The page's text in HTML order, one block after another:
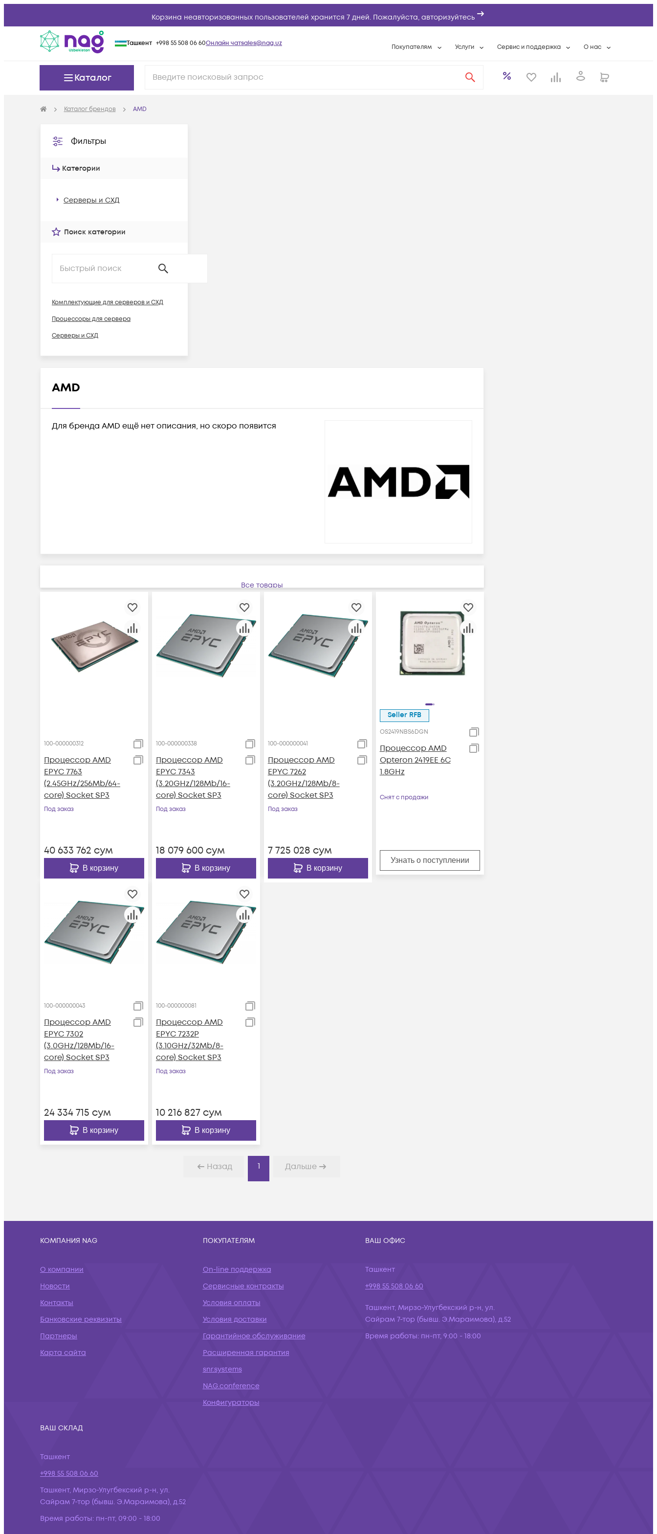
Корзина неавторизованных пользователей хранится 7 дней. Пожалуйста, авторизуйтесь
Ташкент +998 55 508 06 60Онлайн чатsales@nag.uz Покупателям Услуги
Расширенная гарантия
Сервис и поддержка
Разовые выездные работы
О нас
Контактная
Каталог
Каталог брендов AMD
Фильтры
Категории
Серверы и СХД
Поиск категории
Комплектующие для серверов и СХД
Процессоры для сервера
Серверы и СХД
AMD
Для бренда AMD ещё нет описания, но скоро появится
Все товары
100-000000312
Процессор AMD
EPYC 7763
(2.45GHz/256Mb/64-
core) Socket SP3
Под заказ
40 633 762 сум
В корзину
100-000000338
Процессор AMD
EPYC 7343
(3.20GHz/128Mb/16-
core) Socket SP3
Под заказ
18 079 600сум
В корзину
100-000000041
Процессор AMD
EPYC 7262
(3.20GHz/128Mb/8-
core) Socket SP3
Под заказ
7 725 028 сум
В корзину
Seller RFB
OS2419NBS6DGN
Процессор AMD
Opteron 2419EE 6C
1.8GHz
Снят с продажи
Узнать о поступлении
100-000000043
Процессор AMD
EPYC 7302
(3.0GHz/128Mb/16-
core) Socket SP3
Под заказ
24 334 715 сум
В корзину
100-000000081
Процессор AMD
EPYC 7232P
(3.10GHz/32Mb/8-
core) Socket SP3
Под заказ
10 216 827сум
В корзину
Назад 1 Дальше
КОМПАНИЯ NAG
О компании
Новости
Контакты
Банковские реквизиты
Партнеры
Карта сайта
ПОКУПАТЕЛЯМ
On-line поддержка
Сервисные контракты
Условия оплаты
Условия доставки
Гарантийное обслуживание
Расширенная гарантия
snr.systems
NAG.conference
Конфигураторы
ВАШ ОФИС
Ташкент
+998 55 508 06 60
Ташкент, Мирзо-Улугбекский р-н, ул.
Сайрам 7-тор (бывш. Э.Мараимова), д.52
Время работы: пн-пт, 9:00 - 18:00
ВАШ СКЛАД
Ташкент
+998 55 508 06 60
Ташкент, Мирзо-Улугбекский р-н, ул.
Сайрам 7-тор (бывш. Э.Мараимова), д.52
Время работы: пн-пт, 09:00 - 18:00